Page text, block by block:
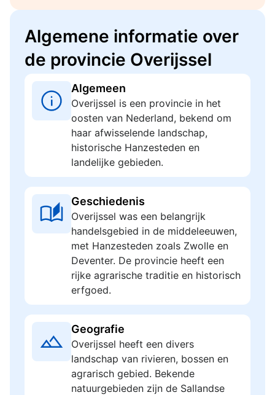
Algemene informatie over
de provincie Overijssel
Algemeen
Overijssel is een provincie in het
oosten van Nederland, bekend om
haar afwisselende landschap,
historische Hanzesteden en
landelijke gebieden.
Geschiedenis
Overijssel was een belangrijk
handelsgebied in de middeleeuwen,
met Hanzesteden zoals Zwolle en
Deventer. De provincie heeft een
rijke agrarische traditie en historisch
erfgoed.
Geografie
Overijssel heeft een divers
landschap van rivieren, bossen en
agrarisch gebied. Bekende
natuurgebieden zijn de Sallandse